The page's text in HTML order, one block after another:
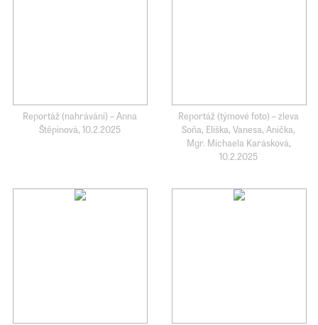
Reportáž (nahrávání) – Anna
Štěpinová, 10.2.2025
Reportáž (týmové foto) – zleva
Soňa, Eliška, Vanesa, Anička,
Mgr. Michaela Karásková,
10.2.2025